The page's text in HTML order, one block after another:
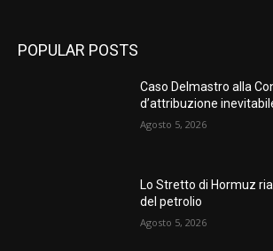
POPULAR POSTS
Caso Delmastro alla
d’attribuzione
Agosto 5, 2026
Lo Stretto di Hormuz
del petrolio
Agosto 5, 2026